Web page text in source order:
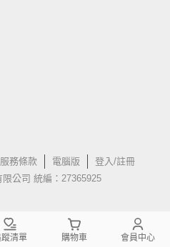
服務條款 電腦版
登入/註冊
公司 統編：27365925
清單 購物車 會員中心